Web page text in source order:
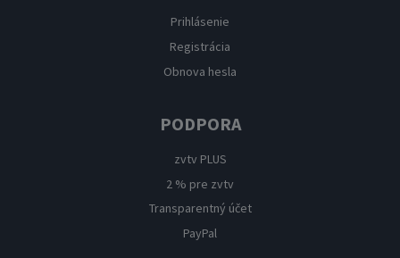
Prihlásenie
Registrácia
Obnova hesla
PODPORA
zvtv PLUS
2 % pre zvtv
Transparentný účet
PayPal